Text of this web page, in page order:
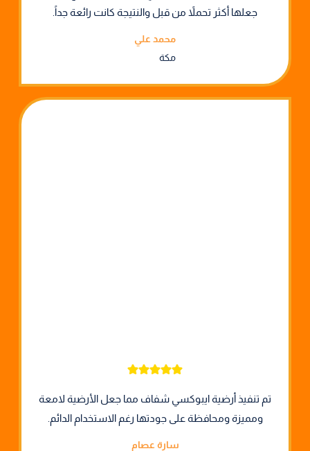
جعلها أكثر تحملاً من قبل والنتيجة كانت رائعة جداً.
محمد علي
مكة
تم تنفيذ أرضية ايبوكسي شفاف مما جعل الأرضية لامعة
ومميزة ومحافظة على جودتها رغم الاستخدام الدائم.
سارة عصام